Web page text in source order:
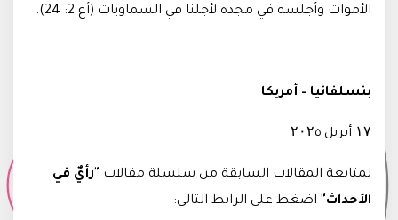
الأموات وأجلسه في مجده لأجلنا في السماويات (أع 2: 24).
بنسلفانيا – أمريكا
۱۷ أبريل ۲۰۲٥
لمتابعة المقالات السابقة من سلسلة مقالات "رأيٌ في
الأحداث" اضغط على الرابط التالي: